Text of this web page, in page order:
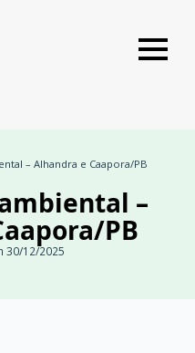
– Alhandra e Caapora/PB
–
PB
30/12/2025